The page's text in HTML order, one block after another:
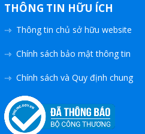
THÔNG TIN HỮU ÍCH
Thông tin chủ sở hữu website
Chính sách bảo mật thông tin
Chính sách và Quy định chung